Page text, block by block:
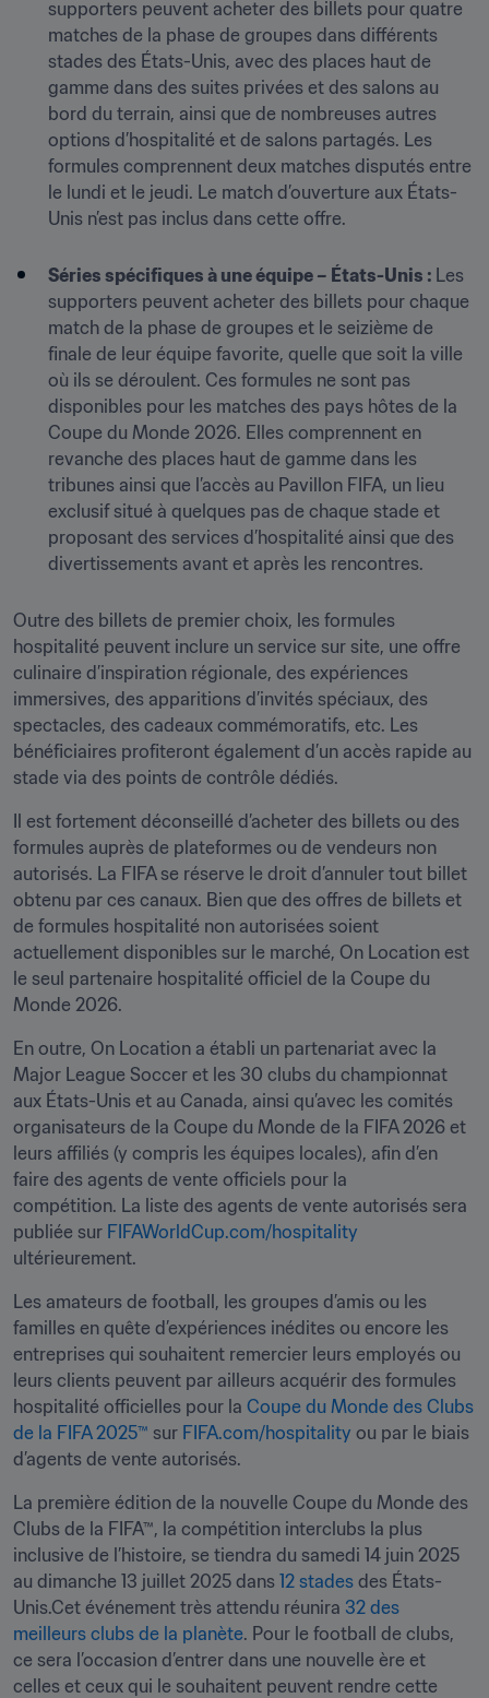
supporters peuvent acheter des billets pour quatre
matches de la phase de groupes dans différents
stades des États-Unis, avec des places haut de
gamme dans des suites privées et des salons au
bord du terrain, ainsi que de nombreuses autres
options d’hospitalité et de salons partagés. Les
formules comprennent deux matches disputés entre
le lundi et le jeudi. Le match d’ouverture aux États-
Unis n’est pas inclus dans cette offre.
Séries spécifiques à une équipe – États-Unis : Les
supporters peuvent acheter des billets pour chaque
match de la phase de groupes et le seizième de
finale de leur équipe favorite, quelle que soit la ville
où ils se déroulent. Ces formules ne sont pas
disponibles pour les matches des pays hôtes de la
Coupe du Monde 2026. Elles comprennent en
revanche des places haut de gamme dans les
tribunes ainsi que l’accès au Pavillon FIFA, un lieu
exclusif situé à quelques pas de chaque stade et
proposant des services d’hospitalité ainsi que des
divertissements avant et après les rencontres.
Outre des billets de premier choix, les formules
hospitalité peuvent inclure un service sur site, une offre
culinaire d’inspiration régionale, des expériences
immersives, des apparitions d’invités spéciaux, des
spectacles, des cadeaux commémoratifs, etc. Les
bénéficiaires profiteront également d’un accès rapide au
stade via des points de contrôle dédiés.
Il est fortement déconseillé d’acheter des billets ou des
formules auprès de plateformes ou de vendeurs non
autorisés. La FIFA se réserve le droit d’annuler tout billet
obtenu par ces canaux. Bien que des offres de billets et
de formules hospitalité non autorisées soient
actuellement disponibles sur le marché, On Location est
le seul partenaire hospitalité officiel de la Coupe du
Monde 2026.
En outre, On Location a établi un partenariat avec la
Major League Soccer et les 30 clubs du championnat
aux États-Unis et au Canada, ainsi qu’avec les comités
organisateurs de la Coupe du Monde de la FIFA 2026 et
leurs affiliés (y compris les équipes locales), afin d’en
faire des agents de vente officiels pour la
compétition. La liste des agents de vente autorisés sera
publiée sur FIFAWorldCup.com/hospitality
ultérieurement.
Les amateurs de football, les groupes d’amis ou les
familles en quête d’expériences inédites ou encore les
entreprises qui souhaitent remercier leurs employés ou
leurs clients peuvent par ailleurs acquérir des formules
hospitalité officielles pour la Coupe du Monde des Clubs
de la FIFA 2025™ sur FIFA.com/hospitality ou par le biais
d’agents de vente autorisés.
La première édition de la nouvelle Coupe du Monde des
Clubs de la FIFA™, la compétition interclubs la plus
inclusive de l’histoire, se tiendra du samedi 14 juin 2025
au dimanche 13 juillet 2025 dans 12 stades des États-
Unis.Cet événement très attendu réunira 32 des
meilleurs clubs de la planète. Pour le football de clubs,
ce sera l’occasion d’entrer dans une nouvelle ère et
celles et ceux qui le souhaitent peuvent rendre cette